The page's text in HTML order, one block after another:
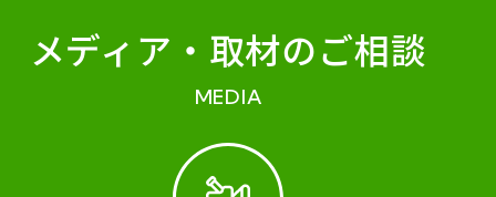
メディア・ 取材のご相談
MEDIA